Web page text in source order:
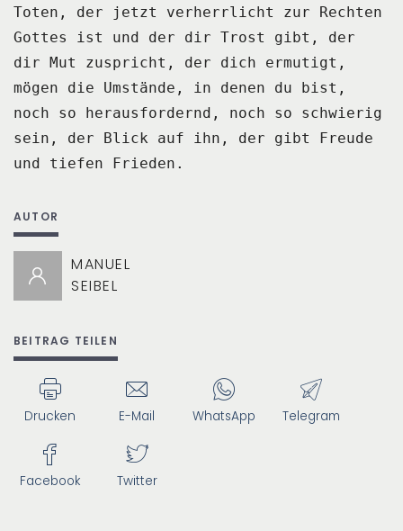
Toten, der jetzt verherrlicht
zur Rechten
Gottes ist und der dir Trost gibt, der
dir Mut zuspricht, der dich ermutigt,
mögen die Umstände, in denen du bist,
noch so herausfordernd, noch so schwierig
sein,
der Blick auf ihn, der gibt Freude
und tiefen Frieden.
AUTOR
MANUEL
SEIBEL
BEITRAG TEILEN
Drucken E-Mail WhatsApp Telegram
Facebook Twitter